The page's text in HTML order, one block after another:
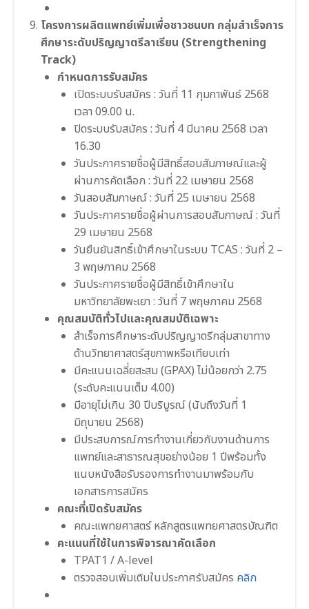
โครงการผลิตแพทย์เพิ่มเพื่อชาวชนบท กลุ่มสําเร็จการ
ศึกษาระดับปริญญาตรีลาเรียน (Strengthening
Track)
กำหนดการรับสมัคร
เปิดระบบรับสมัคร : วันที่ 11 กุมภาพันธ์ 2568
เวลา 09.00 น.
ปิดระบบรับสมัคร : วันที่ 4 มีนาคม 2568 เวลา
16.30
วันประกาศรายชื่อผู้มีสิทธิ์สอบสัมภาษณ์และผู้
ผ่านการคัดเลือก : วันที่ 22 เมษายน 2568
วันสอบสัมภาษณ์ : วันที่ 25 เมษายน 2568
วันประกาศรายชื่อผู้ผ่านการสอบสัมภาษณ์ : วันที่
29 เมษายน 2568
วันยืนยันสิทธิ์เข้าศึกษาในระบบ TCAS : วันที่ 2 –
3 พฤษภาคม 2568
วันประกาศรายชื่อผู้มีสิทธิ์เข้าศึกษาใน
มหาวิทยาลัยพะเยา : วันที่ 7 พฤษภาคม 2568
คุณสมบัติทั่วไปและคุณสมบัติเฉพาะ
สําเร็จการศึกษาระดับปริญญาตรีกลุ่มสาขาทาง
ด้านวิทยาศาสตร์สุขภาพหรือเทียบเท่า
มีคะแนนเฉลี่ยสะสม (GPAX) ไม่น้อยกว่า 2.75
(ระดับคะแนนเต็ม 4.00)
มีอายุไม่เกิน 30 ปีบริบูรณ์ (นับถึงวันที่ 1
มิถุนายน 2568)
มีประสบการณ์การทํางานเกี่ยวกับงานด้านการ
แพทย์และสาธารณสุขอย่างน้อย 1 ปีพร้อมทั้ง
แนบหนังสือรับรองการทํางานมาพร้อมกับ
เอกสารการสมัคร
คณะที่เปิดรับสมัคร
คณะแพทยศาสตร์ หลักสูตรแพทยศาสตรบัณฑิต
คะแนนที่ใช้ในการพิจารณาคัดเลือก
TPAT1 / A-level
ตรวจสอบเพิ่มเติมในประกาศรับสมัคร คลิก